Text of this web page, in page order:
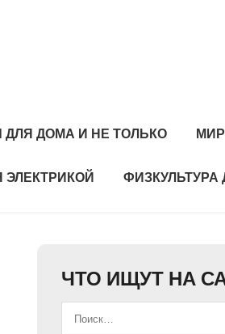
ДОМА И НЕ ТОЛЬКО
ФИЗКУЛЬТУРА
ЧТО ИЩУТ НА